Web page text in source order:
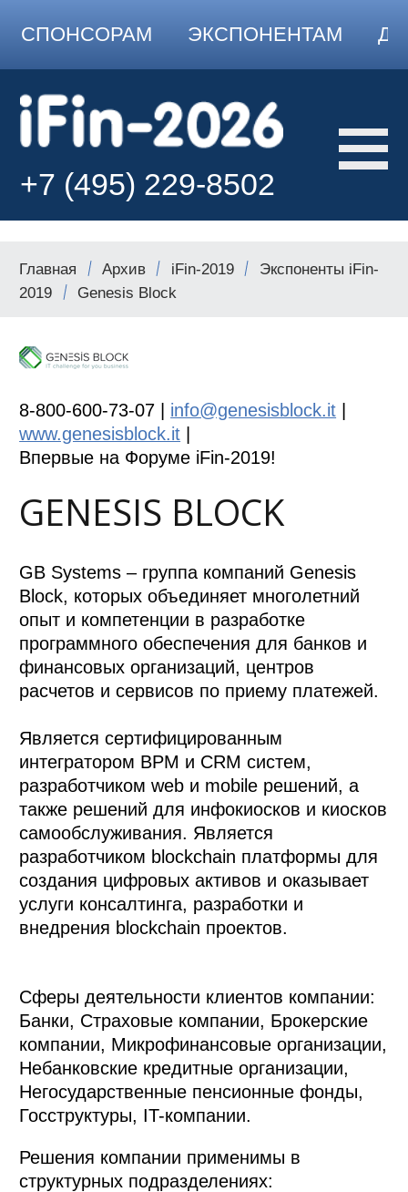
СПОНСОРАМ ЭКСПОНЕНТАМ
+7 (495) 229-8502
Главная Архив iFin-2019
Экспоненты iFin-
2019
Genesis Block
8-800-600-73-07 | info@genesisblock.it
www.genesisblock.it
Впервые на Форуме iFin-2019!
GENESIS BLOCK
GB Systems – группа компаний Genesis
Block, которых объединяет многолетний
опыт и компетенции в разработке
программного обеспечения для банков и
финансовых организаций, центров
расчетов и сервисов по приему платежей.
Является сертифицированным
интегратором BPM и CRM систем,
разработчиком web и mobile решений, а
также решений для инфокиосков и киосков
самообслуживания. Является
разработчиком blockchain платформы для
создания цифровых активов и оказывает
услуги консалтинга, разработки и
внедрения blockchain проектов.
Сферы деятельности клиентов компании:
Банки, Страховые компании, Брокерские
компании, Микрофинансовые организации,
Небанковские кредитные организации,
Негосударственные пенсионные фонды,
Госструктуры, IT-компании.
Решения компании применимы в
структурных подразделениях: